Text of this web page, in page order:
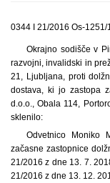
0344 I 21/2016 Os-1251/
Okrajno sodišče v
razvojni, invalidski in
21, Ljubljana, proti
dostava, ki jo zastopa
d.o.o., Obala 114,
sklenilo:
Odvetnico Moniko
začasne zastopnice
21/2016 z dne 13. 7.
21/2016 z dne 13. 12.